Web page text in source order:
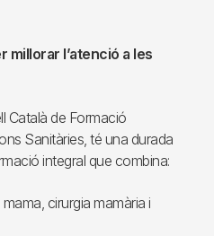
millorar l’atenció a les
Català de Formació
Sanitàries, té una durada
integral que combina:
cirurgia mamària i